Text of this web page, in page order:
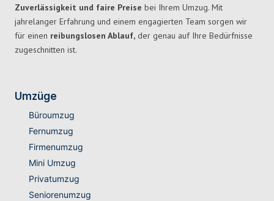
Zuverlässigkeit und faire Preise bei Ihrem Umzug. Mit
jahrelanger Erfahrung und einem engagierten Team sorgen wir
für einen reibungslosen Ablauf, der genau auf Ihre Bedürfnisse
zugeschnitten ist.
Umzüge
Büroumzug
Fernumzug
Firmenumzug
Mini Umzug
Privatumzug
Seniorenumzug